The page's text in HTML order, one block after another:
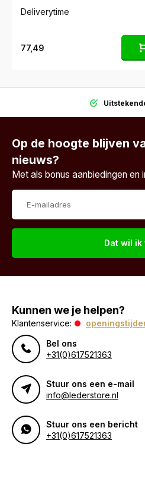
Deliverytime
77,49
Op de hoogte blijven
nieuws?
Met als bonus aanbiedingen en
Dat wil ik
Kunnen we je helpen?
Klantenservice:
Bel ons
+31(0)617521363
Stuur ons een e-mail
info@lederstore.nl
Stuur ons een bericht
+31(0)617521363